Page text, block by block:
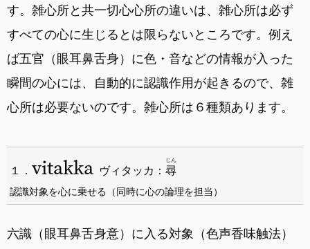
す。雑心所と共一切心心所の違いは、雑心所は必ず
すべての心に生じるとは限らないところです。例え
ば五官（眼耳鼻舌身）に色・音などの情報が入った
瞬間の心には、自動的に認識作用が起きるので、雑
心所は必要ないのです。雑心所は６種類あります。
ヴィタッカ： 尋
じん
１． vitakka
認識対象を心に乗せる（同時に心の論理を担当）
六識（眼耳鼻舌身意）に入る対象（色声香味触法）